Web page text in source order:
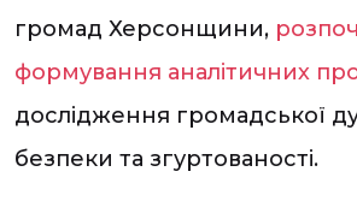
громад Херсонщини,
формування аналітичних
дослідження громадської
безпеки та згуртованості.